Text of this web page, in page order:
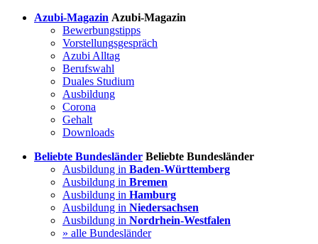
Azubi-Magazin Azubi-Magazin
Bewerbungstipps
Vorstellungsgespräch
Azubi Alltag
Berufswahl
Duales Studium
Ausbildung
Corona
Gehalt
Downloads
Beliebte Bundesländer Beliebte Bundesländer
Ausbildung in Baden-Württemberg
Ausbildung in Bremen
Ausbildung in Hamburg
Ausbildung in Niedersachsen
Ausbildung in Nordrhein-Westfalen
» alle Bundesländer